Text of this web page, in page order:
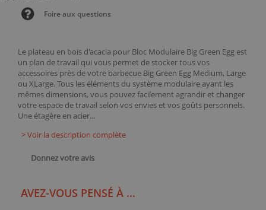
Le plateau en bois d'acacia pour Bloc Modulaire Big Green Egg est
un plan de travail qui vous permet de stocker tous vos
accessoires près de votre barbecue Big Green Egg Medium, Large
ou XLarge. Tous les éléments du système modulaire ayant les
mêmes dimensions, vous pouvez facilement agrandir et changer
votre espace de travail selon vos envies et vos goûts personnels.
Une étagère en acier...
> Voir la description complète
Donnez votre avis
Foire aux questions
AVEZ-VOUS PENSÉ À ...